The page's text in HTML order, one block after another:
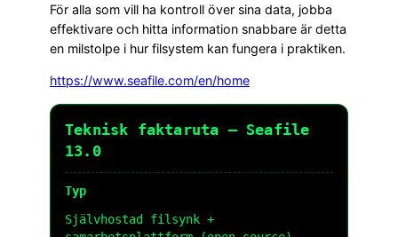
För alla som vill ha kontroll över sina data, jobba
effektivare och hitta information snabbare är detta
en milstolpe i hur filsystem kan fungera i praktiken.
https://www.seafile.com/en/home
Teknisk faktaruta – Seafile
13.0
Typ
Självhostad filsynk +